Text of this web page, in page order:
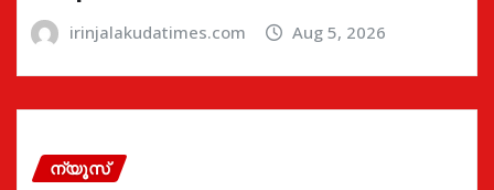
irinjalakudatimes.com Aug 5, 2026
ന്യൂസ്